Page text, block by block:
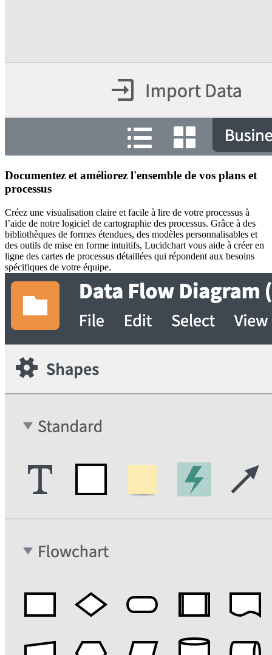
Documentez et améliorez l'ensemble de vos plans et
processus
Créez une visualisation claire et facile à lire de votre processus à
l’aide de notre logiciel de cartographie des processus. Grâce à des
bibliothèques de formes étendues, des modèles personnalisables et
des outils de mise en forme intuitifs, Lucidchart vous aide à créer en
ligne des cartes de processus détaillées qui répondent aux besoins
spécifiques de votre équipe.